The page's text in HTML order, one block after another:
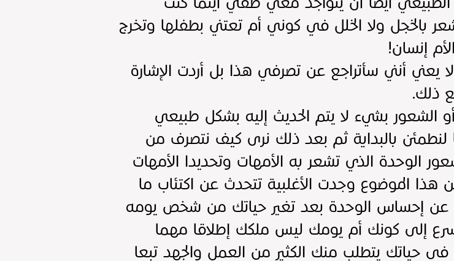
بالخجل ولا الخلل في كوني أم تعتني بطفلها وتخرج
إنسان!
يعني أنني سأتراجع عن تصرفي هذا بل أردت الإشارة
ذلك.
الشعور بشيء لا يتم الحديث إليه بشكل طبيعي
بالبداية ثم بعد ذلك نرى كيف نتصرف من
الوحدة الذي تشعر به الأمهات وتحديدا الأمهات
هذا الموضوع وجدت الأغلبية تتحدث عن اكتئاب ما
عن إحساس الوحدة بعد تغير حياتك من شخص يومه
إلى كونك أم يومك ليس ملكك إطلاقا مهما
يتطلب منك الكثير من العمل والجهد تبعا